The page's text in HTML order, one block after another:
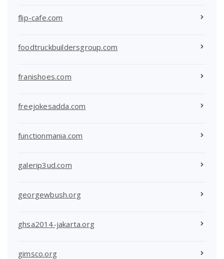
flip-cafe.com
foodtruckbuildersgroup.com
franishoes.com
freejokesadda.com
functionmania.com
galerip3ud.com
georgewbush.org
ghsa2014-jakarta.org
gimsco.org